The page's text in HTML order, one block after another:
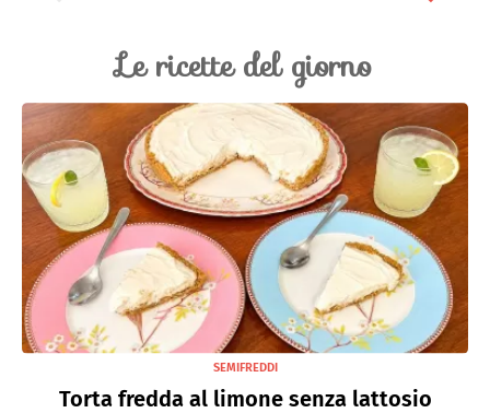
Le ricette del giorno
SEMIFREDDI
Torta fredda al limone senza lattosio